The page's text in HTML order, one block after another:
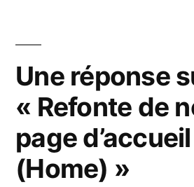
Une réponse
« Refonte de
page d’accueil
(Home) »